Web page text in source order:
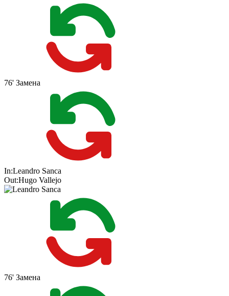
76' Замена
In:Leandro Sanca
Out:Hugo Vallejo
76' Замена